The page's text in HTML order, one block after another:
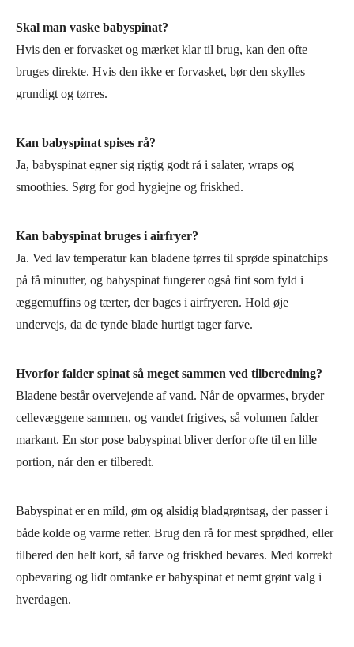
Skal man vaske babyspinat?
Hvis den er forvasket og mærket klar til brug, kan den ofte
bruges direkte. Hvis den ikke er forvasket, bør den skylles
grundigt og tørres.
Kan babyspinat spises rå?
Ja, babyspinat egner sig rigtig godt rå i salater, wraps og
smoothies. Sørg for god hygiejne og friskhed.
Kan babyspinat bruges i airfryer?
Ja. Ved lav temperatur kan bladene tørres til sprøde spinatchips
på få minutter, og babyspinat fungerer også fint som fyld i
æggemuffins og tærter, der bages i airfryeren. Hold øje
undervejs, da de tynde blade hurtigt tager farve.
Hvorfor falder spinat så meget sammen ved tilberedning?
Bladene består overvejende af vand. Når de opvarmes, bryder
cellevæggene sammen, og vandet frigives, så volumen falder
markant. En stor pose babyspinat bliver derfor ofte til en lille
portion, når den er tilberedt.
Babyspinat er en mild, øm og alsidig bladgrøntsag, der passer i
både kolde og varme retter. Brug den rå for mest sprødhed, eller
tilbered den helt kort, så farve og friskhed bevares. Med korrekt
opbevaring og lidt omtanke er babyspinat et nemt grønt valg i
hverdagen.